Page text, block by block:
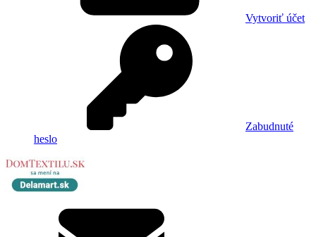
Vytvoriť účet
Zabudnuté
heslo